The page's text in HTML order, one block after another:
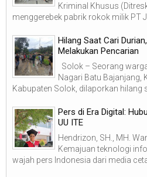
Kriminal Khusus
menggerebek pabrik rokok milik PT
Hilang Saat Cari
Melakukan Pencarian
Solok – Seorang
Nagari Batu Bajanjang,
Kabupaten Solok, dilaporkan hilang
Pers di Era Digital:
UU ITE
Hendrizon, SH., MH.
Kemajuan teknologi
wajah pers Indonesia dari media